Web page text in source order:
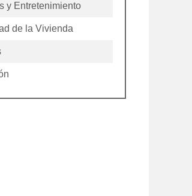
y Entretenimiento
de la Vivienda